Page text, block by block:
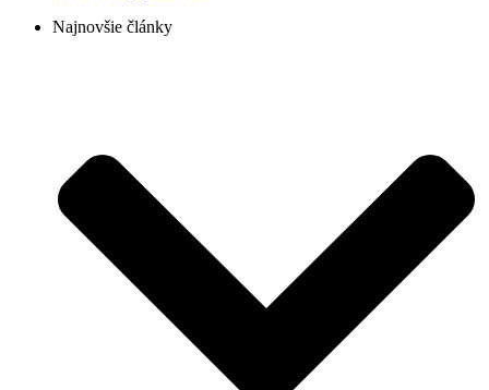
Najnovšie články